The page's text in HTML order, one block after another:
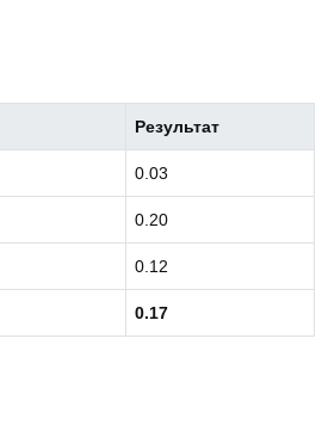
Результат
0.03
0.20
0.12
0.17